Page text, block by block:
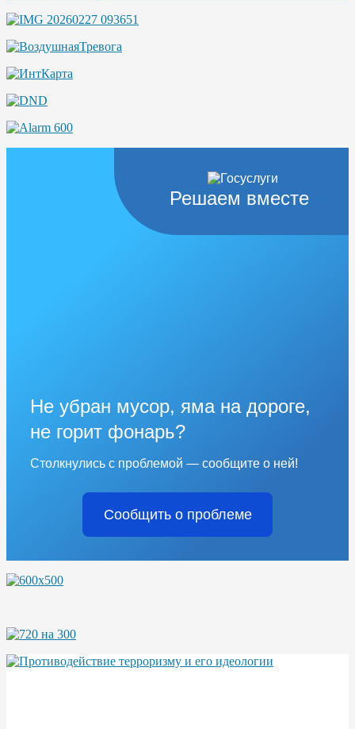
Решаем вместе
Не убран мусор, яма на дороге,
не горит фонарь?
Столкнулись с проблемой — сообщите о ней!
Сообщить о проблеме